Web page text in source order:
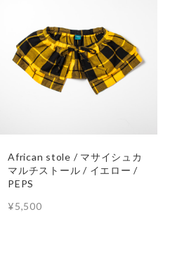
African stole / マサイシュカ
マルチストール / イエロー /
PEPS
¥5,500